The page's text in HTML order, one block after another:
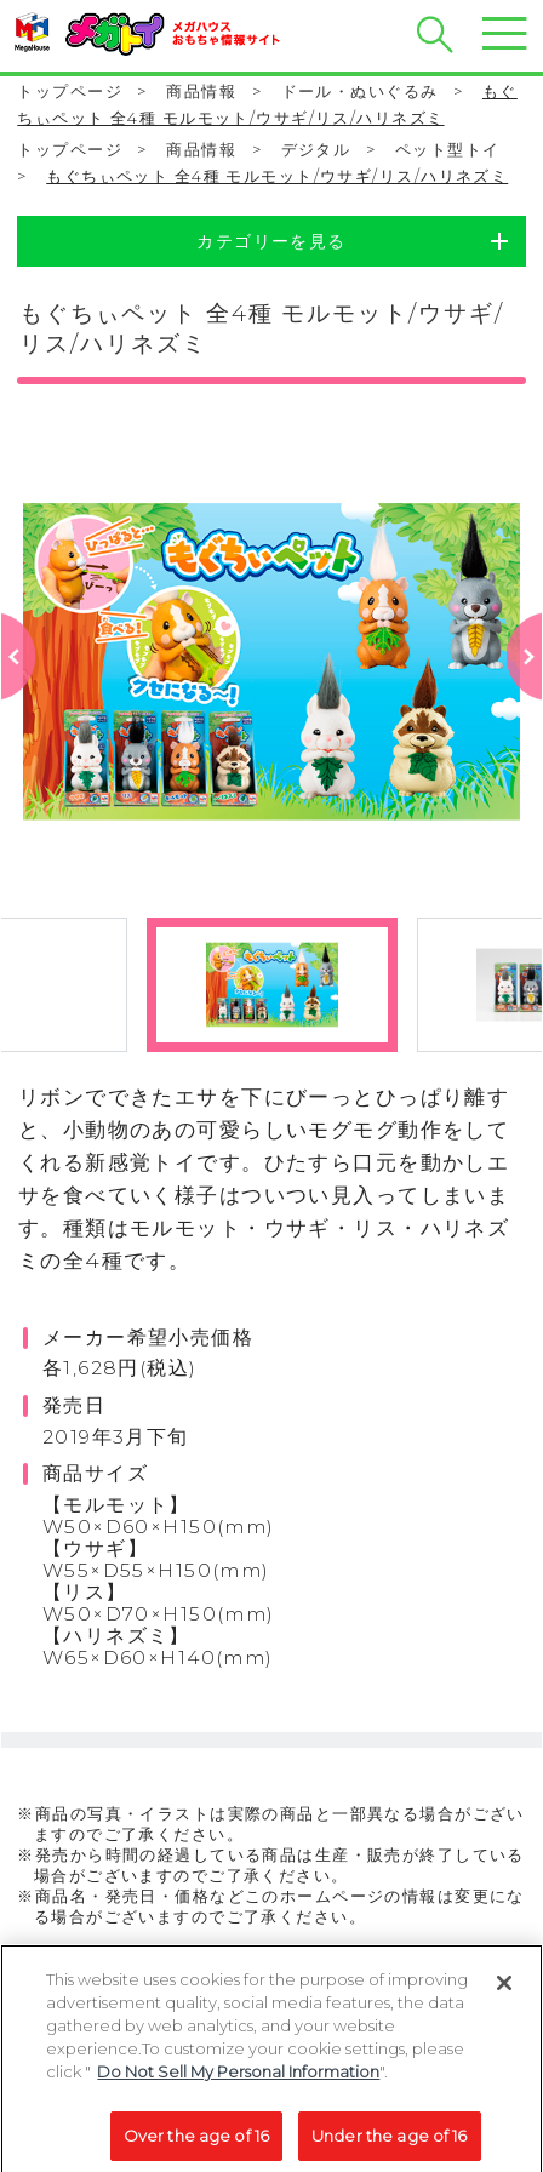
トップページ > 商品情報 > ドール・ぬいぐるみ >
もぐ
ちぃペット 全4種 モルモット/ウサギ/リス/ハリネズミ
トップページ
> 商品情報 > デジタル >
ペット型トイ
>
もぐちぃペット 全4種 モルモット/ウサギ/リス/ハリネズミ
カテゴリーを見る
もぐちぃペット 全4種 モルモット/ウサギ/
リス/ハリネズミ
リボンでできたエサを下にびーっとひっぱり離す
と、小動物のあの可愛らしいモグモグ動作をして
くれる新感覚トイです。ひたすら口元を動かしエ
サを食べていく様子はついつい見入ってしまいま
す。種類はモルモット・ウサギ・リス・ハリネズ
ミの全4種です。
メーカー希望小売価格
各1,628円(税込)
発売日
2019年3月下旬
商品サイズ
【モルモット】
W50×D60×H150(mm)
【ウサギ】
W55×D55×H150(mm)
【リス】
W50×D70×H150(mm)
【ハリネズミ】
W65×D60×H140(mm)
※商品の写真・イラストは実際の商品と一部異なる場合がござい
ますのでご了承ください。
※発売から時間の経過している商品は生産・販売が終了している
場合がございますのでご了承ください。
※商品名・発売日・価格などこのホームページの情報は変更にな
る場合がございますのでご了承ください。
ページトップに戻る
Copyright 2005-2026 MegaHouse Corporation. All rights reserved.
All other products are trademarks or registed of their respective owners.
コピーライト一覧を表示する
This website uses cookies for the purpose of improving
advertisement quality, social media features, the data
gathered by web analytics, and your website
experience.To customize your cookie settings, please
click " Do Not Sell My Personal Information".
Under the age of 16
Over the age of 16